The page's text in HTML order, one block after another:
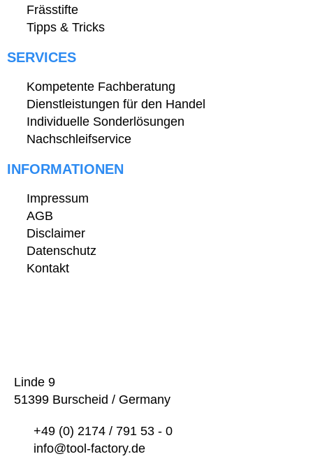
Frässtifte
Tipps & Tricks
SERVICES
Kompetente Fachberatung
Dienstleistungen für den Handel
Individuelle Sonderlösungen
Nachschleifservice
INFORMATIONEN
Impressum
AGB
Disclaimer
Datenschutz
Kontakt
Linde 9
51399 Burscheid / Germany
+49 (0) 2174 / 791 53 - 0
info@tool-factory.de